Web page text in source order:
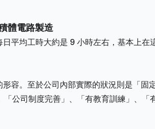
體電路製造
平均工時大約是 9 小時左右，基本上在
容。至於公司內部實際的狀況則是「固
公司制度完善」、「有教育訓練」、「